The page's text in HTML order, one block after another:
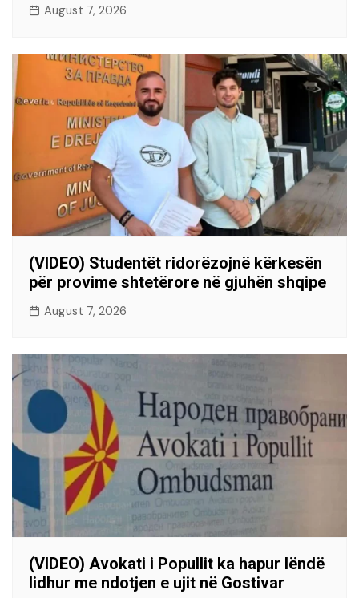
August 7, 2026
(VIDEO) Studentët ridorëzojnë kërkesën
për provime shtetërore në gjuhën shqipe
August 7, 2026
(VIDEO) Avokati i Popullit ka hapur lëndë
lidhur me ndotjen e ujit në Gostivar